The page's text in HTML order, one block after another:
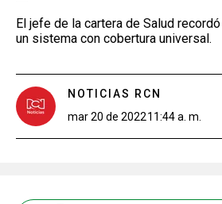
El jefe de la cartera de Salud
un sistema con cobertura universal.
NOTICIAS RCN
mar 20 de 202211:44 a. m.